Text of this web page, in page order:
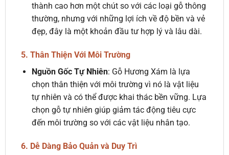
thành cao hơn một chút so với các loại gỗ thông
thường, nhưng với những lợi ích về độ bền và vẻ
đẹp, đây là một khoản đầu tư hợp lý và lâu dài.
5. Thân Thiện Với Môi Trường
Nguồn Gốc Tự Nhiên: Gỗ Hương Xám là lựa
chọn thân thiện với môi trường vì nó là vật liệu
tự nhiên và có thể được khai thác bền vững. Lựa
chọn gỗ tự nhiên giúp giảm tác động tiêu cực
đến môi trường so với các vật liệu nhân tạo.
6. Dễ Dàng Bảo Quản và Duy Trì